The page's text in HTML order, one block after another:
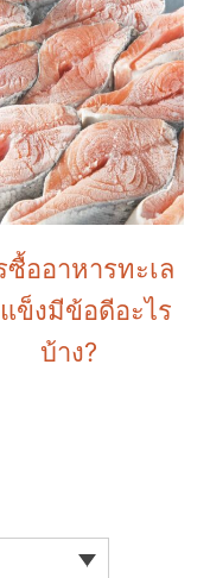
ซื้ออาหารทะเล
ข็งมีข้อดีอะไร
บ้าง?